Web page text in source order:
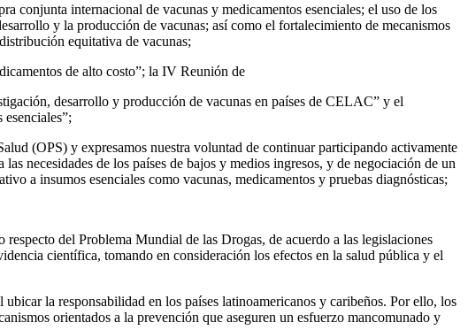
conjunta internacional de vacunas y medicamentos esenciales; el uso de los
y la producción de vacunas; así como el fortalecimiento de mecanismos
equitativa de vacunas;
de alto costo”; la IV Reunión de
desarrollo y producción de vacunas en países de CELAC” y el
(OPS) y expresamos nuestra voluntad de continuar participando activamente
necesidades de los países de bajos y medios ingresos, y de negociación de un
a insumos esenciales como vacunas, medicamentos y pruebas diagnósticas;
del Problema Mundial de las Drogas, de acuerdo a las legislaciones
científica, tomando en consideración los efectos en la salud pública y el
la responsabilidad en los países latinoamericanos y caribeños. Por ello, los
orientados a la prevención que aseguren un esfuerzo mancomunado y